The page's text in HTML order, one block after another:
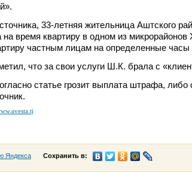
33-летняя жительница Аштского
на время квартиру в одном из
частным лицам на определенные часы
что за свои услуги Ш.К. брала с
статье грозит выплата штрафа,
Яндекса Сохранить в: